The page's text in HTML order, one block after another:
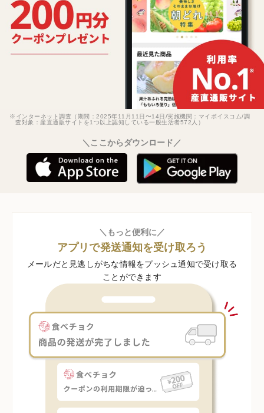
※インターネット調査（期間：2025年11月11日〜14日/実施機関：マイボイスコム/調
査対象：産直通販サイトを1つ以上認知している一般生活者572人）
＼ここからダウンロード／
＼もっと便利に／
アプリで発送通知を受け取ろう
メールだと見逃しがちな情報をプッシュ通知で受け取る
ことができます